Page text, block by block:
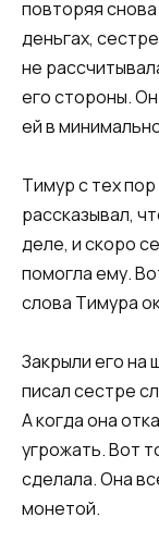
повторяя
деньгах,
не
его стороны.
ей в
Тимур с тех
рассказывал,
деле, и скоро
помогла ему.
слова Тимура
Закрыли его на
писал сестре
А когда она
угрожать. Вот
сделала. Она
монетой.